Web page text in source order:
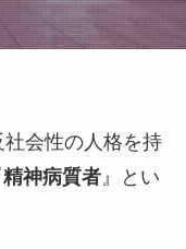
会性の人格を持
精神病質者』とい